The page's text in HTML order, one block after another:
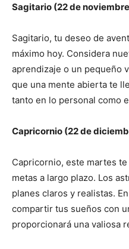
Sagitario (22 de
Sagitario, tu deseo de
máximo hoy. Considera
aprendizaje o un pequeño
que una mente abierta te
tanto en lo personal como
Capricornio (22 de
Capricornio, este martes
metas a largo plazo. Los
planes claros y realistas.
compartir tus sueños con
proporcionará una valiosa